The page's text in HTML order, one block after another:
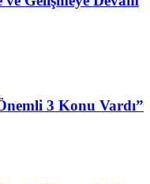
3 Konu Vardı”